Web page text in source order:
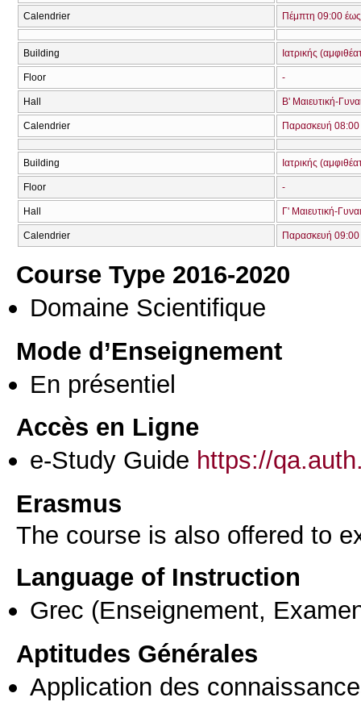
Calendrier Πέμπτη 09:00
Building Ιατρικής
Floor -
Hall Β' Μαιευτική-
Calendrier Παρασκευή
Building Ιατρικής
Floor -
Hall Γ' Μαιευτική-
Calendrier Παρασκευή
Course Type 2016-2020
Domaine Scientifique
Mode d’Enseignement
En présentiel
Accès en Ligne
e-Study Guide https://
Erasmus
The course is also offered to
Language of Instruction
Grec (Enseignement,
Aptitudes Générales
Application des